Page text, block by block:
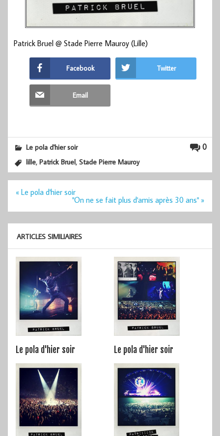
Patrick Bruel @ Stade Pierre Mauroy (Lille)
Facebook Twitter
Email
0
Le pola d'hier soir
lille,Patrick Bruel,Stade Pierre Mauroy
Navigation
« Le pola d'hier soir
"On ne se fait plus d'amis après 30 ans" »
ARTICLES SIMILIAIRES
Le pola d'hier soir Le pola d'hier soir